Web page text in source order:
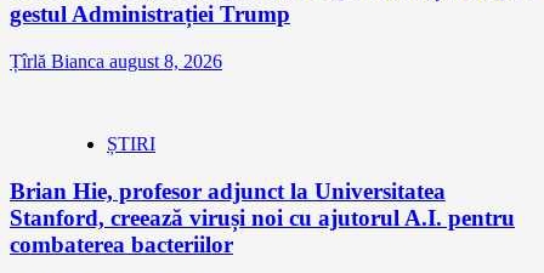
gestul Administrației Trump
Țîrlă Bianca august 8, 2026
ȘTIRI
Brian Hie, profesor adjunct la Universitatea
Stanford, creează viruși noi cu ajutorul A.I. pentru
combaterea bacteriilor